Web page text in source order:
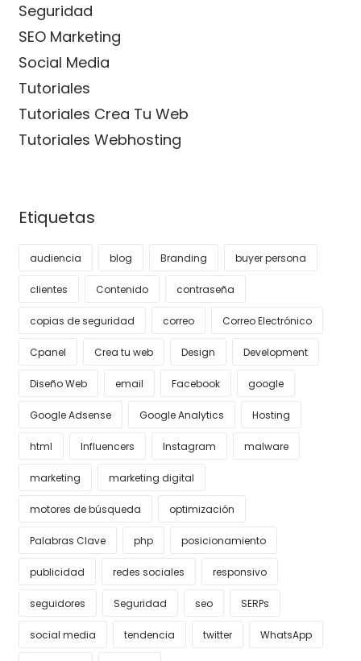
Seguridad
SEO Marketing
Social Media
Tutoriales
Tutoriales Crea Tu Web
Tutoriales Webhosting
Etiquetas
audiencia blog Branding buyer persona
clientes Contenido contraseña
copias de seguridad correo Correo Electrónico
Cpanel Crea tu web Design Development
Diseño Web email Facebook google
Google Adsense Google Analytics Hosting
html Influencers Instagram malware
marketing marketing digital
motores de búsqueda optimización
Palabras Clave php posicionamiento
publicidad redes sociales responsivo
seguidores Seguridad seo SERPs
social media tendencia twitter WhatsApp